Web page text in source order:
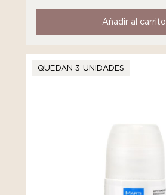
Añadir al carrito
QUEDAN 3 UNIDADES